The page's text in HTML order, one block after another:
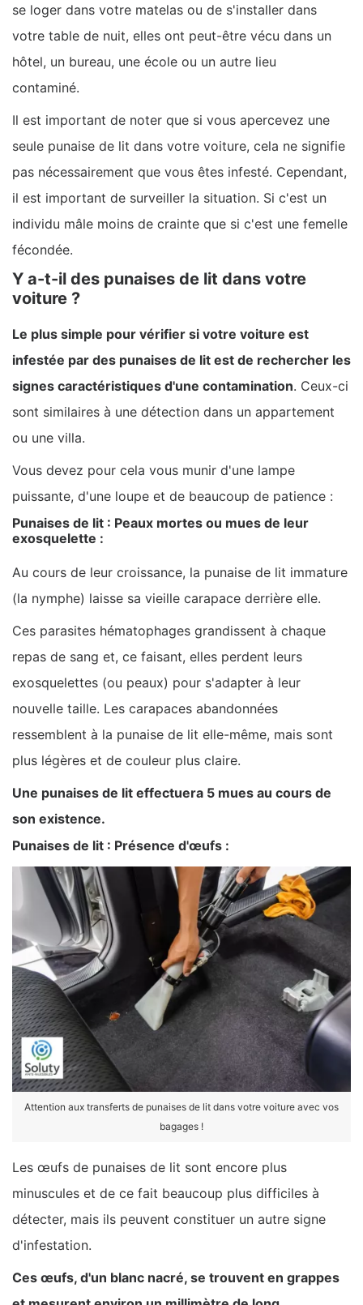
se loger dans votre matelas ou de s'installer dans
votre table de nuit, elles ont peut-être vécu dans un
hôtel, un bureau, une école ou un autre lieu
contaminé.
Il est important de noter que si vous apercevez une
seule punaise de lit dans votre voiture, cela ne signifie
pas nécessairement que vous êtes infesté. Cependant,
il est important de surveiller la situation. Si c'est un
individu mâle moins de crainte que si c'est une femelle
fécondée.
Y a-t-il des punaises de lit dans votre
voiture ?
Le plus simple pour vérifier si votre voiture est
infestée par des punaises de lit est de rechercher les
signes caractéristiques d'une contamination. Ceux-ci
sont similaires à une détection dans un appartement
ou une villa.
Vous devez pour cela vous munir d'une lampe
puissante, d'une loupe et de beaucoup de patience :
Punaises de lit : Peaux mortes ou mues de leur
exosquelette :
Au cours de leur croissance, la punaise de lit immature
(la nymphe) laisse sa vieille carapace derrière elle.
Ces parasites hématophages grandissent à chaque
repas de sang et, ce faisant, elles perdent leurs
exosquelettes (ou peaux) pour s'adapter à leur
nouvelle taille. Les carapaces abandonnées
ressemblent à la punaise de lit elle-même, mais sont
plus légères et de couleur plus claire.
Une punaises de lit effectuera 5 mues au cours de
son existence.
Punaises de lit : Présence d'œufs :
Attention aux transferts de punaises de lit dans votre voiture avec vos
bagages !
Les œufs de punaises de lit sont encore plus
minuscules et de ce fait beaucoup plus difficiles à
détecter, mais ils peuvent constituer un autre signe
d'infestation.
Ces œufs, d'un blanc nacré, se trouvent en grappes